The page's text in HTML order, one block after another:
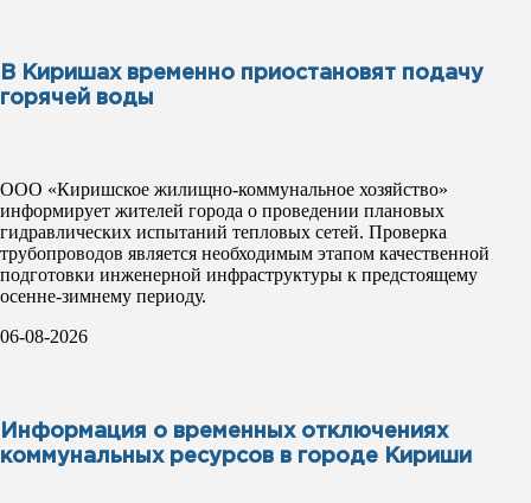
В Киришах временно приостановят подачу
горячей воды
ООО «Киришское жилищно-коммунальное хозяйство»
информирует жителей города о проведении плановых
гидравлических испытаний тепловых сетей. Проверка
трубопроводов является необходимым этапом качественной
подготовки инженерной инфраструктуры к предстоящему
осенне-зимнему периоду.
06-08-2026
Информация о временных отключениях
коммунальных ресурсов в городе Кириши